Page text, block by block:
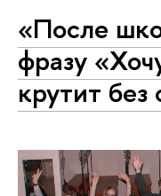
«После
фразу
крутит без